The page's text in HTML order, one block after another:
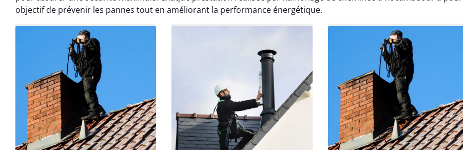
objectif de prévenir les pannes tout en améliorant la performance énergétique.
Benoît Lavigne
les règles. Travail efficace, propre et
sans mauvaise surprise. Je
Anthony Caron
Très bon service de ramonage
débistrage. Le conduit était très
encrassé et tout a été nettoyé
parfaitement. Travail soigné.